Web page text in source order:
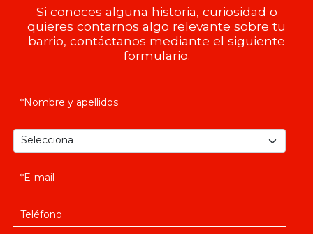
Si conoces alguna historia, curiosidad o
quieres contarnos algo relevante sobre tu
barrio, contáctanos mediante el siguiente
formulario.